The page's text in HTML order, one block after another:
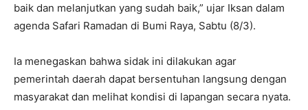
baik dan melanjutkan yang sudah baik,” ujar Iksan dalam
agenda Safari Ramadan di Bumi Raya, Sabtu (8/3).
Ia menegaskan bahwa sidak ini dilakukan agar
pemerintah daerah dapat bersentuhan langsung dengan
masyarakat dan melihat kondisi di lapangan secara nyata.